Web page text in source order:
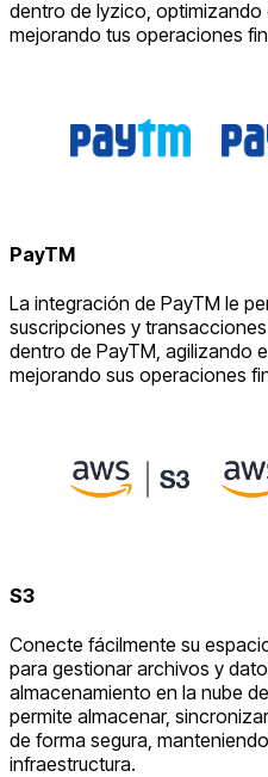
dentro de Iyzico,
mejorando tus operaciones
PayTM
La integración de PayTM le
suscripciones y
dentro de PayTM, agilizando
mejorando sus operaciones
S3
Conecte fácilmente su
para gestionar archivos y
almacenamiento en la nube
permite almacenar,
de forma segura,
infraestructura.